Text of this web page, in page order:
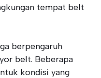
tempat belt
berpengaruh
belt. Beberapa
kondisi yang